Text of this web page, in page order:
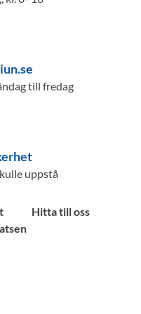
till fredag
uppstå
Hitta till oss